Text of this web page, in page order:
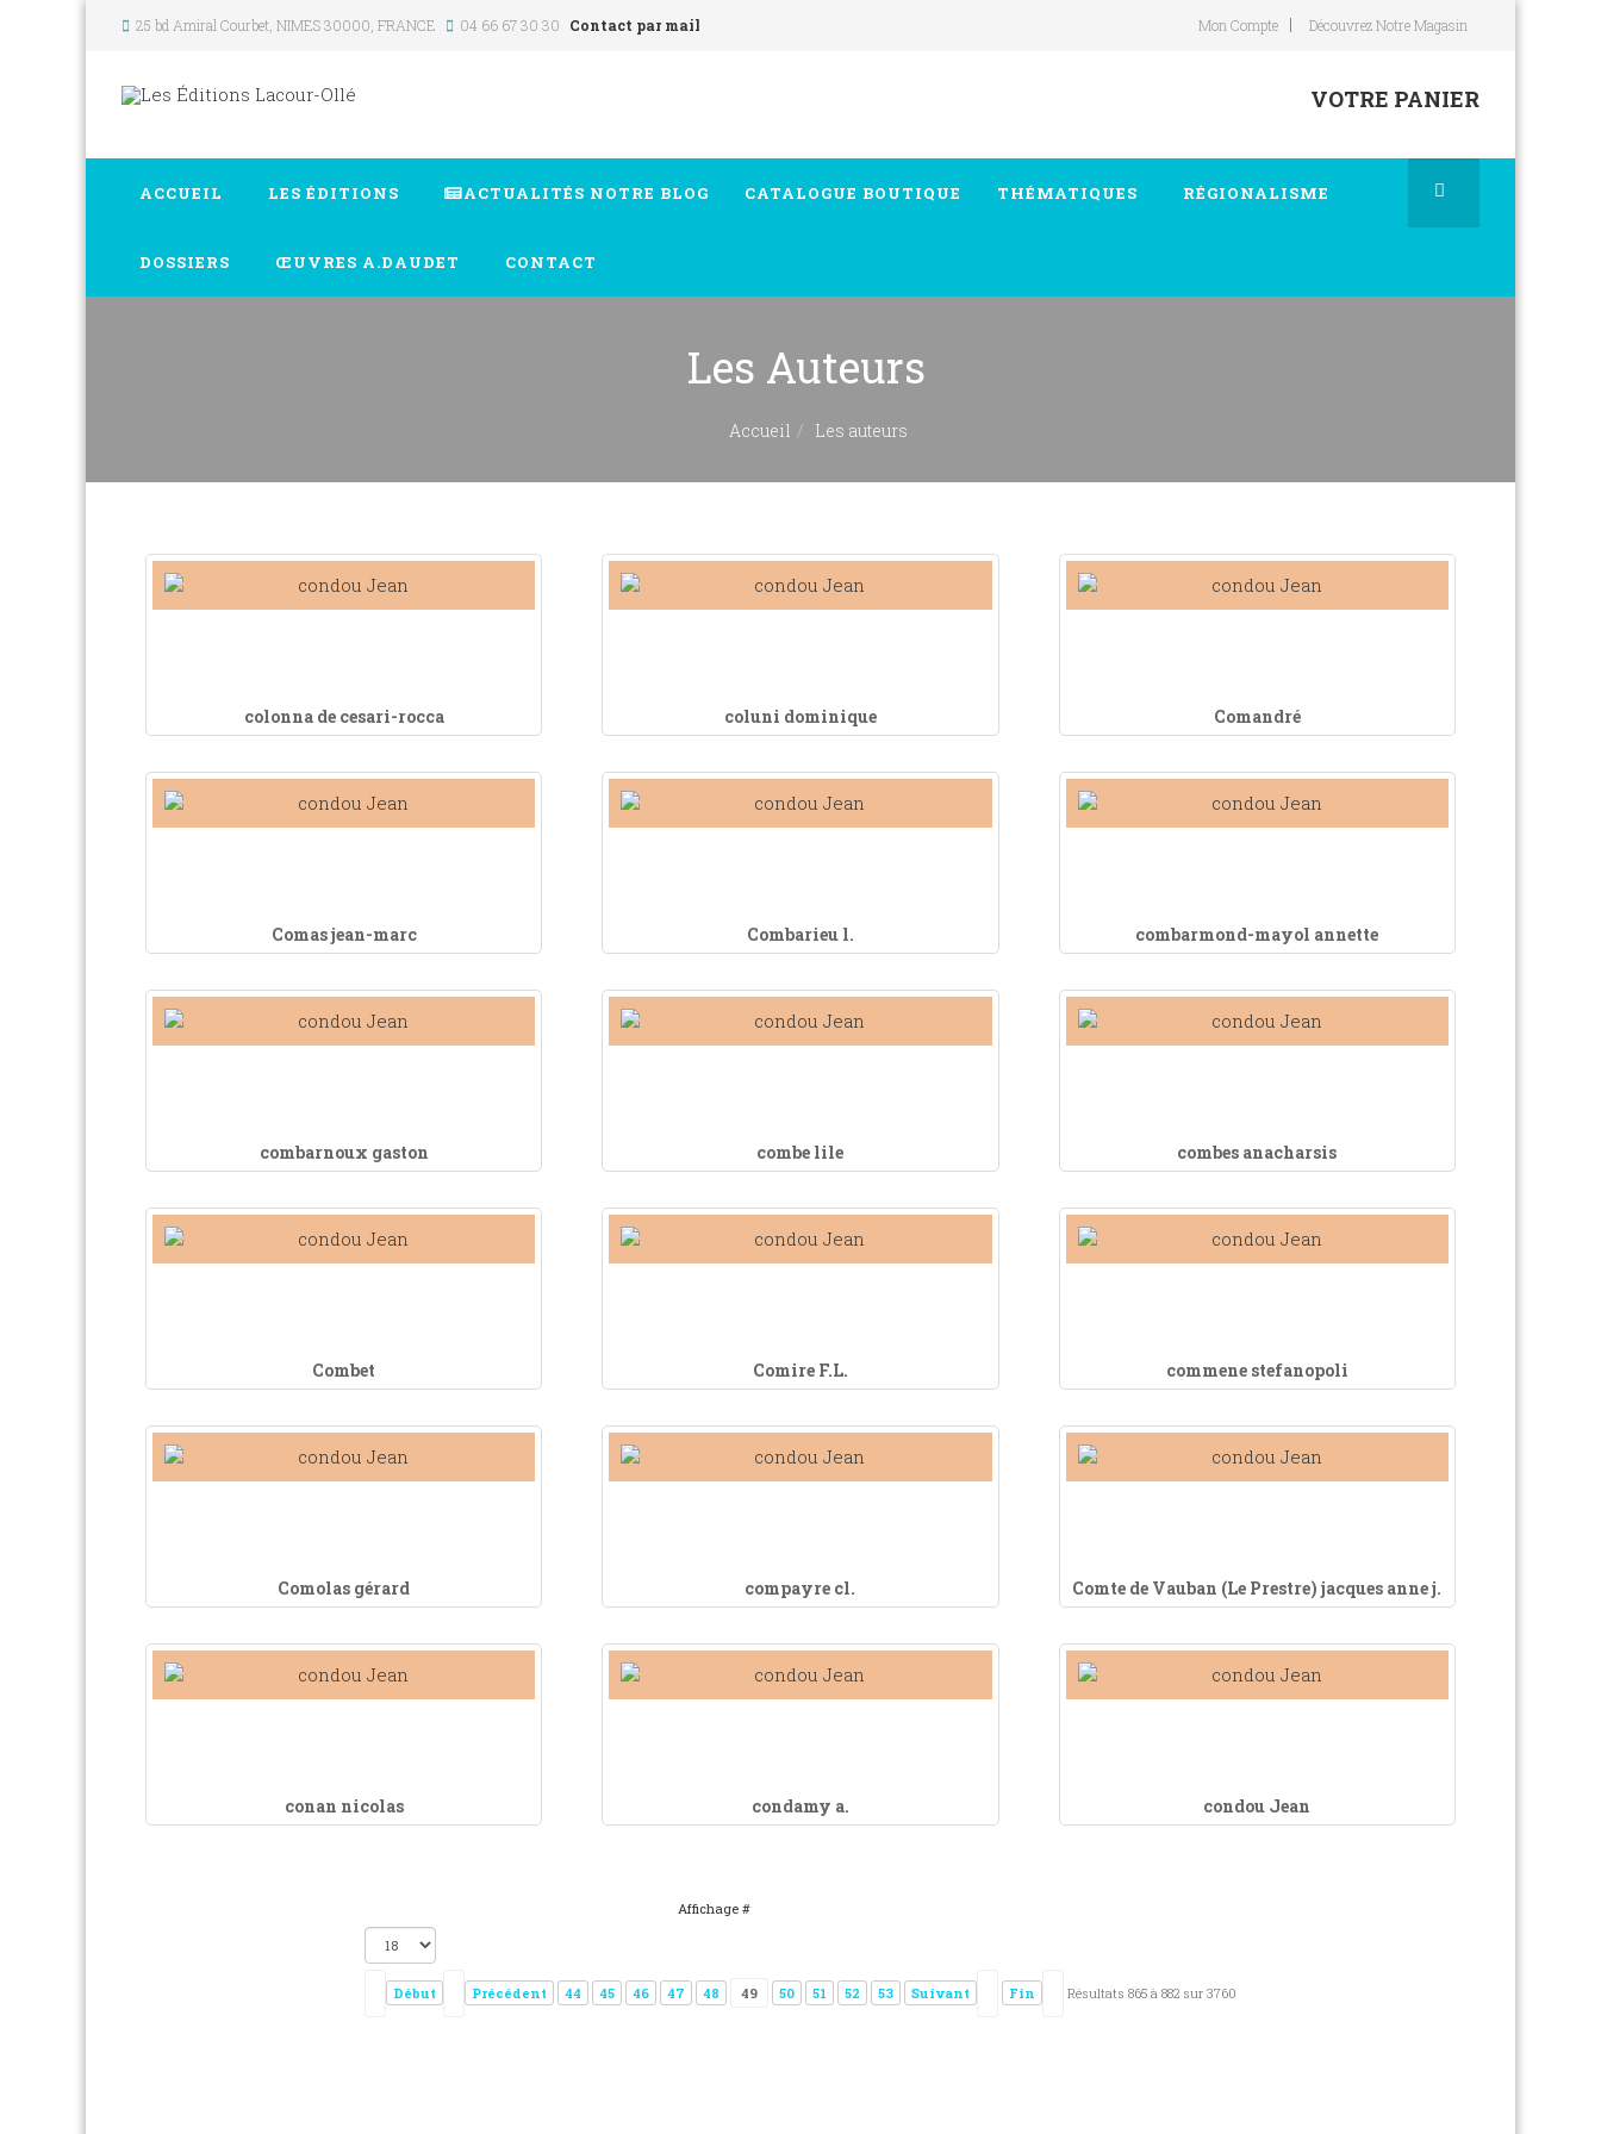
25 bd Amiral Courbet , NIMES30000 FRANCE 04 66 67 30 30 Contact par mail Mon Compte Découvrez Notre Magasin
VOTRE PANIER
ACCUEIL LES ÉDITIONS ACTUALITÉS NOTRE BLOG CATALOGUE BOUTIQUE THÉMATIQUES RÉGIONALISME
DOSSIERS ŒUVRES A.DAUDET CONTACT
Les Auteurs
Accueil Les auteurs
colonna de cesari-rocca coluni dominique Comandré
Comas jean-marc Combarieu l. combarmond-mayol annette
combarnoux gaston combe lile combes anacharsis
Combet Comire F.L. commene stefanopoli
Comolas gérard compayre cl. Comte de Vauban (Le Prestre) jacques anne j.
conan nicolas condamy a. condou Jean
Affichage #
Début Précédent 44 45 46 47 48 49 50 51 52 53 Suivant Fin Résultats 865 à 882 sur 3760